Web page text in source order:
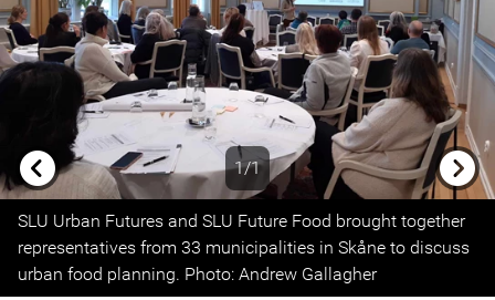
1/1
Previous
SLU Urban Futures and SLU Future Food brought together
representatives from 33 municipalities in Skåne to discuss
urban food planning. Photo: Andrew Gallagher